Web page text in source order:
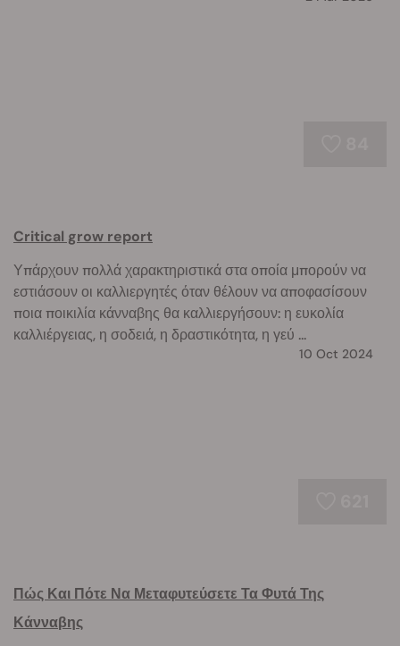
Critical grow report
Υπάρχουν πολλά χαρακτηριστικά στα οποία μπορούν να
εστιάσουν οι καλλιεργητές όταν θέλουν να αποφασίσουν
ποια ποικιλία κάνναβης θα καλλιεργήσουν: η ευκολία
καλλιέργειας, η σοδειά, η δραστικότητα, η γεύ ...
10 Oct 2024
Πώς Και Πότε Να Μεταφυτεύσετε Τα Φυτά Της
Κάνναβης